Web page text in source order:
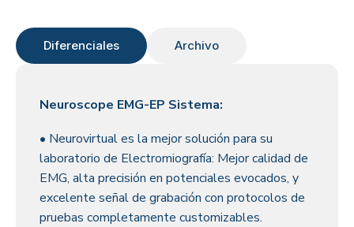
Diferenciales Archivo
Neuroscope EMG-EP Sistema:
• Neurovirtual es la mejor solución para su
laboratorio de Electromiografía: Mejor calidad de
EMG, alta precisión en potenciales evocados, y
excelente señal de grabación con protocolos de
pruebas completamente customizables.